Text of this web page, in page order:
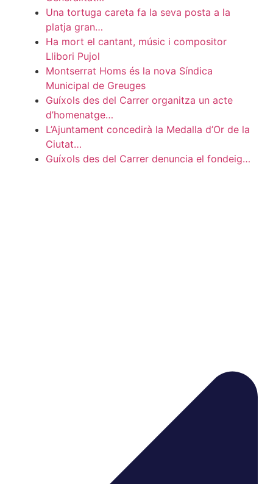
Una tortuga careta fa la seva posta a la
platja gran…
Ha mort el cantant, músic i compositor
Llibori Pujol
Montserrat Homs és la nova Síndica
Municipal de Greuges
Guíxols des del Carrer organitza un acte
d’homenatge…
L’Ajuntament concedirà la Medalla d’Or de la
Ciutat…
Guíxols des del Carrer denuncia el fondeig…